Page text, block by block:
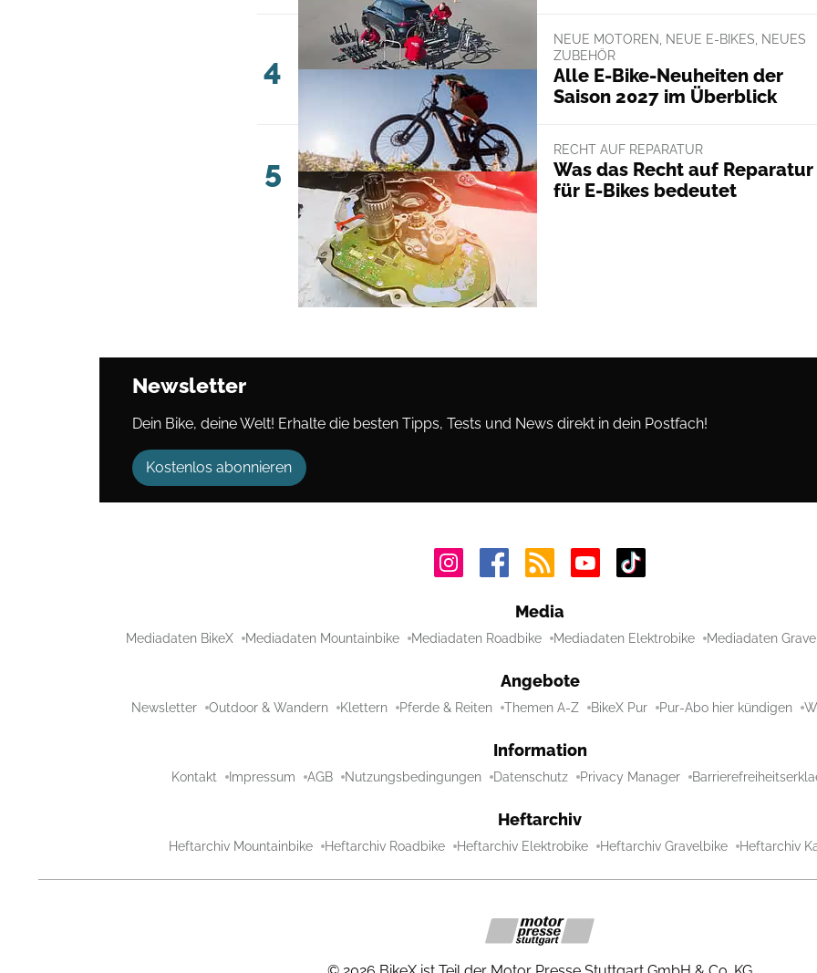
4
NEUE MOTOREN, NEUE E-BIKES, NEUES
ZUBEHÖR
Alle E-Bike-Neuheiten der
Saison 2027 im Überblick
5
RECHT AUF REPARATUR
Was das Recht auf Reparatur
für E-Bikes bedeutet
Newsletter
Dein Bike, deine Welt! Erhalte die besten Tipps, Tests und News direkt in dein Postfach!
Kostenlos abonnieren
Media
Mediadaten BikeX Mediadaten Mountainbike Mediadaten Roadbike Mediadaten Elektrobike Mediadaten
Angebote
Newsletter Outdoor & Wandern Klettern Pferde & Reiten Themen A-Z BikeX Pur Pur-Abo hier kündigen
Information
Kontakt Impressum AGB Nutzungsbedingungen Datenschutz Privacy Manager
Heftarchiv
Heftarchiv Mountainbike Heftarchiv Roadbike Heftarchiv Elektrobike Heftarchiv Gravelbike Heftarchiv